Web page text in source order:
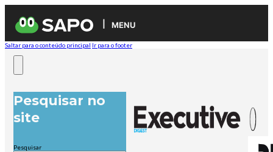
MENU
Saltar para o conteúdo principal Ir para o footer
Pesquisar no
site
Pesquisar